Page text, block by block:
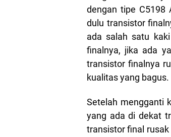
dengan tipe C5198
dulu transistor
ada salah satu
finalnya, jika ada
transistor finalnya
kualitas yang bagus.
Setelah mengganti
yang ada di dekat
transistor final